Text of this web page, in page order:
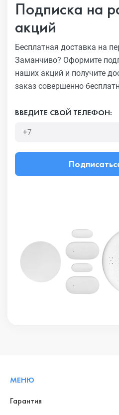
Подписка на
акций
Бесплатная доставка на
Заманчиво? Оформите
наших акций и получите
заказ совершенно
ВВЕДИТЕ СВОЙ ТЕЛЕФОН:
МЕНЮ
Гарантия